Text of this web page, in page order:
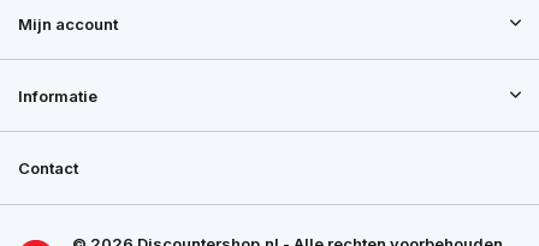
Mijn account
Informatie
Contact